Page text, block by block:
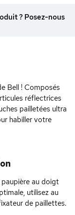
? Posez-nous
Bell ! Composés
réflectrices
pailletées ultra
habiller votre
au doigt
utilisez au
de paillettes.